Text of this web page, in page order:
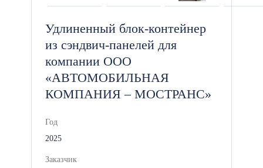
Удлиненный блок-контейнер
из сэндвич-панелей для
компании ООО
«АВТОМОБИЛЬНАЯ
КОМПАНИЯ – МОСТРАНС»
Год
2025
Заказчик